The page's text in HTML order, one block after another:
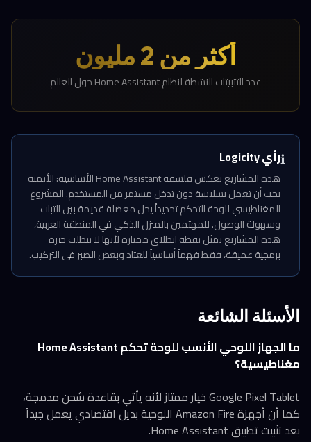
أكثر من 2 مليون
عدد التثبيتات النشطة لنظام Home Assistant حول العالم
ℹ️رأي Logicity
هذه المشاريع تعكس فلسفة Home Assistant الأساسية: الأتمتة
يجب أن تعمل بسلاسة دون تدخل مستمر من المستخدم. المشروع
المغناطيسي للوحة التحكم تحديداً يحل معضلة قديمة بين الثبات
وسهولة الوصول. للمهتمين بالمنزل الذكي في المنطقة العربية،
هذه المشاريع تمثل نقطة انطلاق ممتازة لأنها لا تتطلب خبرة
برمجية عميقة، فقط فهماً أساسياً للعتاد وبعض الصبر في التركيب.
الأسئلة الشائعة
ما الجهاز اللوحي الأنسب للوحة تحكم Home Assistant
مغناطيسية؟
Google Pixel Tablet خيار ممتاز لأنه يأتي بقاعدة شحن مدمجة،
كما أن أجهزة Amazon Fire اللوحية بديل اقتصادي يعمل جيداً
بعد تثبيت تطبيق Home Assistant.